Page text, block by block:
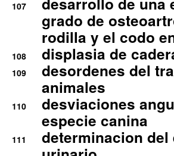
107
grado de
rodilla y el codo
108 displasia de
109
desordenes del
animales
110
desviaciones
especie canina
111
determinacion